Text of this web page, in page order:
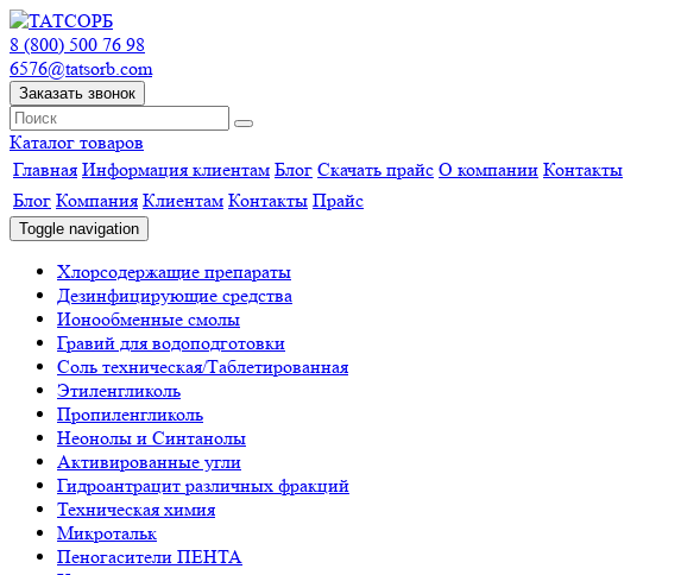
8 (800) 500 76 98
6576@tatsorb.com
Заказать звонок
Каталог товаров
Главная Информация клиентам Блог Скачать прайс О компании Контакты
Блог Компания Клиентам Контакты Прайс
Toggle navigation
Хлорсодержащие препараты
Дезинфицирующие средства
Ионообменные смолы
Гравий для водоподготовки
Соль техническая/Таблетированная
Этиленгликоль
Пропиленгликоль
Неонолы и Синтанолы
Активированные угли
Гидроантрацит различных фракций
Техническая химия
Микротальк
Пеногасители ПЕНТА